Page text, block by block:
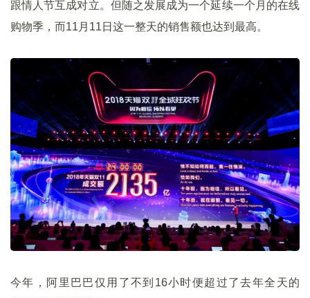
跟情人节互成对立。但随之发展成为一个延续一个月的在线
购物季，而11月11日这一整天的销售额也达到最高。
今年，阿里巴巴仅用了不到16小时便超过了去年全天的